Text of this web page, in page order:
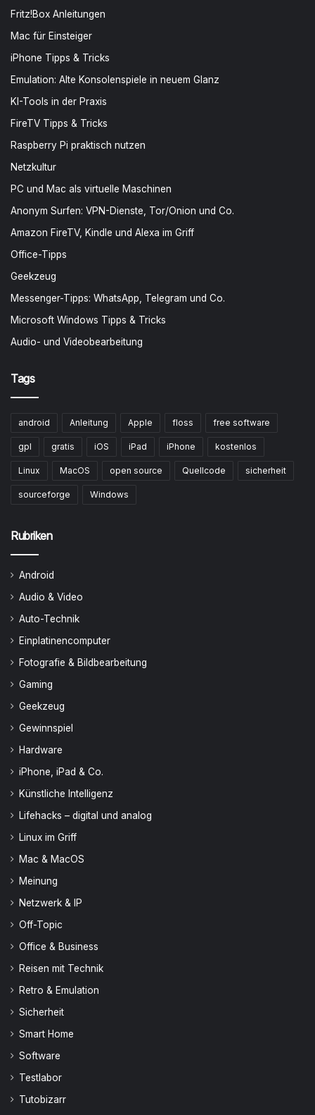
Fritz!Box Anleitungen
Mac für Einsteiger
iPhone Tipps & Tricks
Emulation: Alte Konsolenspiele in neuem Glanz
KI-Tools in der Praxis
FireTV Tipps & Tricks
Raspberry Pi praktisch nutzen
Netzkultur
PC und Mac als virtuelle Maschinen
Anonym Surfen: VPN-Dienste, Tor/Onion und Co.
Amazon FireTV, Kindle und Alexa im Griff
Office-Tipps
Geekzeug
Messenger-Tipps: WhatsApp, Telegram und Co.
Microsoft Windows Tipps & Tricks
Audio- und Videobearbeitung
Tags
android Anleitung Apple floss free software
gpl gratis iOS iPad iPhone kostenlos
Linux MacOS open source Quellcode sicherheit
sourceforge Windows
Rubriken
Android
Audio & Video
Auto-Technik
Einplatinencomputer
Fotografie & Bildbearbeitung
Gaming
Geekzeug
Gewinnspiel
Hardware
iPhone, iPad & Co.
Künstliche Intelligenz
Lifehacks – digital und analog
Linux im Griff
Mac & MacOS
Meinung
Netzwerk & IP
Off-Topic
Office & Business
Reisen mit Technik
Retro & Emulation
Sicherheit
Smart Home
Software
Testlabor
Tutobizarr